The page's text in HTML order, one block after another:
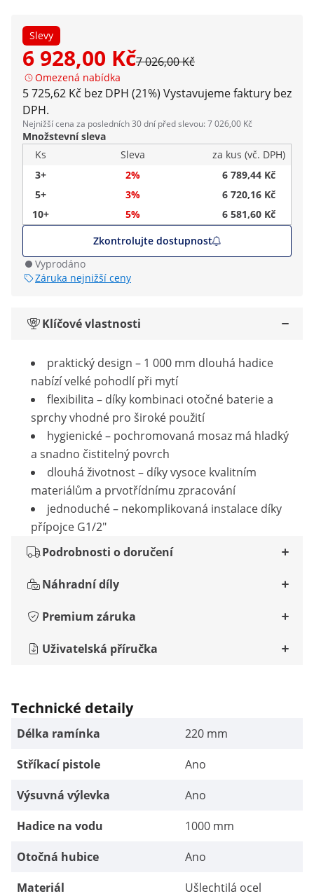
Slevy
6 928,00 Kč7 026,00 Kč
Omezená nabídka
5 725,62 Kč bez DPH (21%) Vystavujeme faktury bez
DPH.
Nejnižší cena za posledních 30 dní před slevou: 7 026,00 Kč
Množstevní sleva
Ks
Sleva
za kus (vč. DPH)
3+
2%
6 789,44 Kč
5+
3%
6 720,16 Kč
10+
5%
6 581,60 Kč
Zkontrolujte dostupnost
Vyprodáno
Záruka nejnižší ceny
Klíčové vlastnosti
praktický design – 1 000 mm dlouhá hadice
nabízí velké pohodlí při mytí
flexibilita – díky kombinaci otočné baterie a
sprchy vhodné pro široké použití
hygienické – pochromovaná mosaz má hladký
a snadno čistitelný povrch
dlouhá životnost – díky vysoce kvalitním
materiálům a prvotřídnímu zpracování
jednoduché – nekomplikovaná instalace díky
přípojce G1/2"
Podrobnosti o doručení
Náhradní díly
Premium záruka
Uživatelská příručka
Technické detaily
Délka ramínka
220 mm
Stříkací pistole
Ano
Výsuvná výlevka
Ano
Hadice na vodu
1000 mm
Otočná hubice
Ano
Materiál
Ušlechtilá ocel